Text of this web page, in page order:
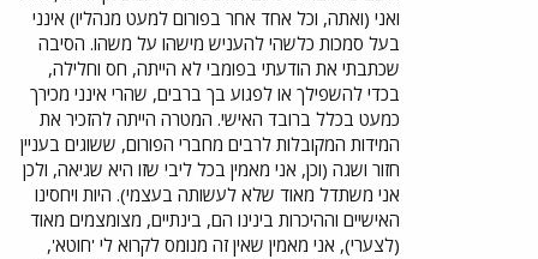
dspace.dial.pipex.com/steem/trains/hejaz01.htm
3. www.railwaytouring.co.uk/newhejaz.htm 4.
habataea.net/hejaz1.html 5.
www.telstudies.org/gallery/photos/1914-
18/r174.htm 6.
www.odu.edu/ao/instadv/archive/vol28issue3/r
ail.htm
ואני (ואתה, וכל אחד אחר בפורום למעט מנהליו) אינני
בעל סמכות כלשהי להעניש מישהו על משהו. הסיבה
שכתבתי את הודעתי בפומבי לא הייתה, חס וחלילה,
בכדי להשפילך או לפגוע בך ברבים, שהרי אינני מכירך
כמעט בכלל ברובד האישי. המטרה הייתה להזכיר את
המידות המקובלות לרבים מחברי הפורום, ששוגים בעניין
חזור ושגה (וכן, אני מאמין בכל ליבי שזו היא שגיאה, ולכן
אני משתדל מאוד שלא לעשותה בעצמי). היות ויחסינו
האישיים וההיכרות בינינו הם, בינתיים, מצומצמים מאוד
(לצערי), אני מאמין שאין זה מנומס לקרוא לי 'חוטא',